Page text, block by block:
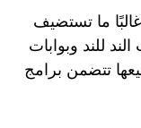
ما تستضيف
للند وبوابات
تتضمن برامج